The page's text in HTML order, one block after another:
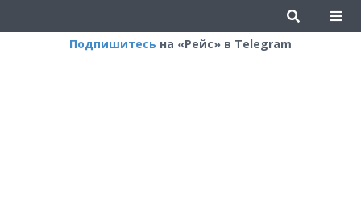
Подпишитесь на «Рейс» в Telegram